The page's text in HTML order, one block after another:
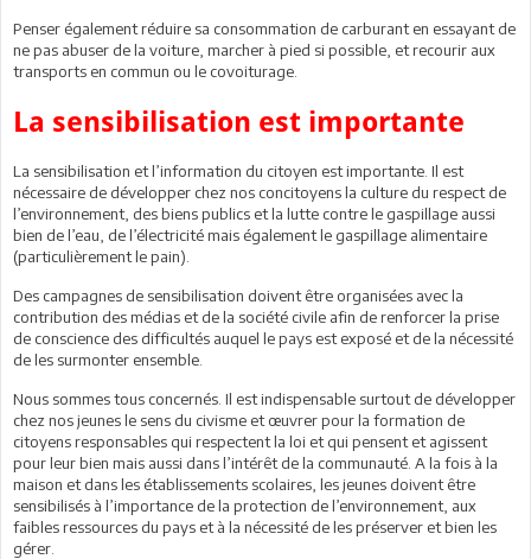
Penser également réduire sa consommation de carburant en essayant de
ne pas abuser de la voiture, marcher à pied si possible, et recourir aux
transports en commun ou le covoiturage.
La sensibilisation est importante
La sensibilisation et l’information du citoyen est importante. Il est
nécessaire de développer chez nos concitoyens la culture du respect de
l’environnement, des biens publics et la lutte contre le gaspillage aussi
bien de l’eau, de l’électricité mais également le gaspillage alimentaire
(particulièrement le pain).
Des campagnes de sensibilisation doivent être organisées avec la
contribution des médias et de la société civile afin de renforcer la prise
de conscience des difficultés auquel le pays est exposé et de la nécessité
de les surmonter ensemble.
Nous sommes tous concernés. Il est indispensable surtout de développer
chez nos jeunes le sens du civisme et œuvrer pour la formation de
citoyens responsables qui respectent la loi et qui pensent et agissent
pour leur bien mais aussi dans l’intérêt de la communauté. A la fois à la
maison et dans les établissements scolaires, les jeunes doivent être
sensibilisés à l’importance de la protection de l’environnement, aux
faibles ressources du pays et à la nécessité de les préserver et bien les
gérer.